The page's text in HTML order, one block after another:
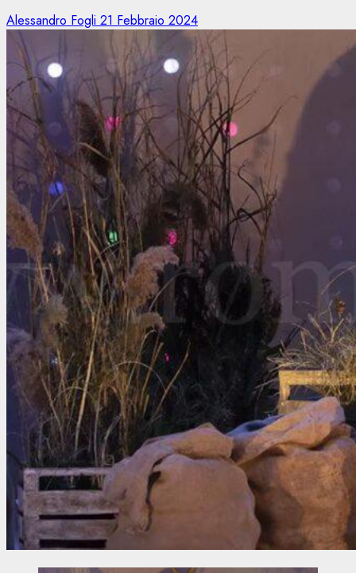
Alessandro Fogli 21 Febbraio 2024